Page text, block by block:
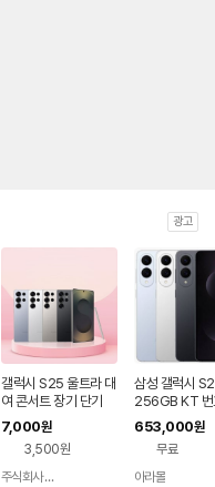
광고
갤럭시 S25 울트라 대
여 콘서트 장기 단기
7,000원
3,500원
주식회사 폰빌리지
삼성 갤럭시
256GB KT 번
완납 80요금제
653,000원
무료
아라몰